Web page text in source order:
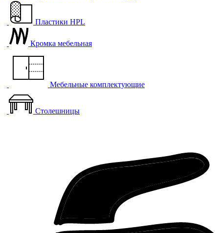
Пластики HPL
Кромка мебельная
Мебельные комплектующие
Столешницы